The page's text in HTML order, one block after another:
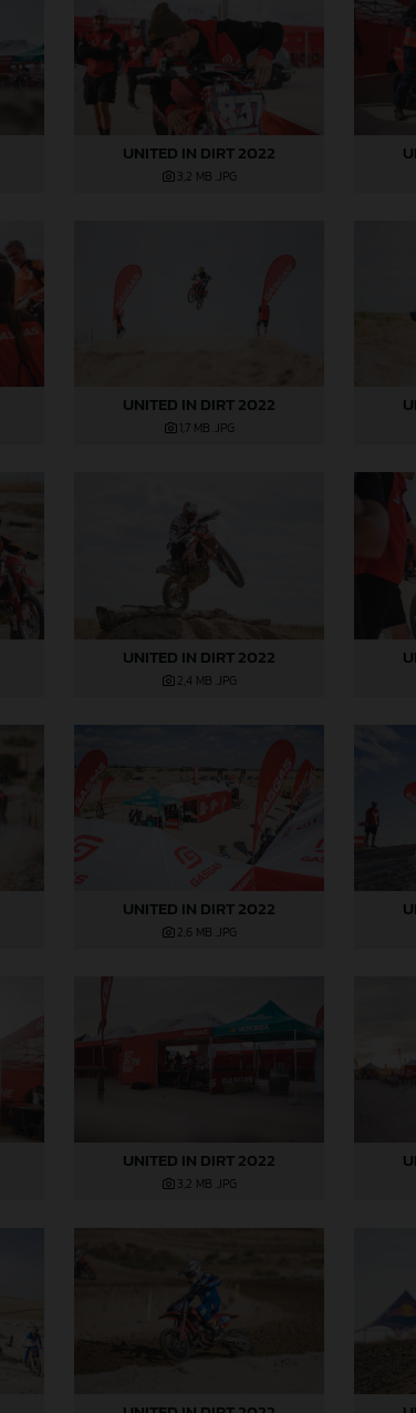
UNITED IN DIRT 2022
3,2 MB .JPG
UNITED IN DIRT 2022
1,7 MB .JPG
UNITED IN DIRT 2022
2,4 MB .JPG
UNITED IN DIRT 2022
2,6 MB .JPG
UNITED IN DIRT 2022
3,2 MB .JPG